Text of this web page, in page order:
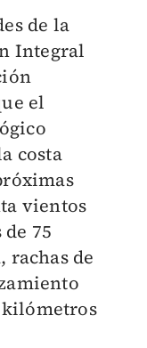
de la
Integral
el
costa
vientos
75
de
kilómetros